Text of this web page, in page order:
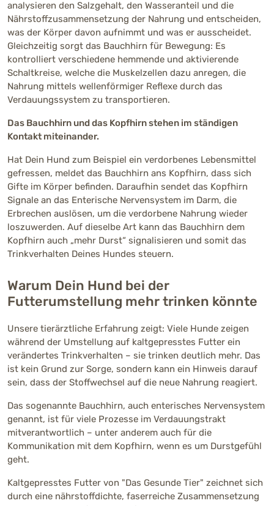
analysieren den Salzgehalt, den Wasseranteil und die
Nährstoffzusammensetzung der Nahrung und entscheiden,
was der Körper davon aufnimmt und was er ausscheidet.
Gleichzeitig sorgt das Bauchhirn für Bewegung: Es
kontrolliert verschiedene hemmende und aktivierende
Schaltkreise, welche die Muskelzellen dazu anregen, die
Nahrung mittels wellenförmiger Reflexe durch das
Verdauungssystem zu transportieren.
Das Bauchhirn und das Kopfhirn stehen im ständigen
Kontakt miteinander.
Hat Dein Hund zum Beispiel ein verdorbenes Lebensmittel
gefressen, meldet das Bauchhirn ans Kopfhirn, dass sich
Gifte im Körper befinden. Daraufhin sendet das Kopfhirn
Signale an das Enterische Nervensystem im Darm, die
Erbrechen auslösen, um die verdorbene Nahrung wieder
loszuwerden. Auf dieselbe Art kann das Bauchhirn dem
Kopfhirn auch „mehr Durst“ signalisieren und somit das
Trinkverhalten Deines Hundes steuern.
Warum Dein Hund bei der
Futterumstellung mehr trinken könnte
Unsere tierärztliche Erfahrung zeigt: Viele Hunde zeigen
während der Umstellung auf kaltgepresstes Futter ein
verändertes Trinkverhalten – sie trinken deutlich mehr. Das
ist kein Grund zur Sorge, sondern kann ein Hinweis darauf
sein, dass der Stoffwechsel auf die neue Nahrung reagiert.
Das sogenannte Bauchhirn, auch enterisches Nervensystem
genannt, ist für viele Prozesse im Verdauungstrakt
mitverantwortlich – unter anderem auch für die
Kommunikation mit dem Kopfhirn, wenn es um Durstgefühl
geht.
Kaltgepresstes Futter von "Das Gesunde Tier" zeichnet sich
durch eine nährstoffdichte, faserreiche Zusammensetzung